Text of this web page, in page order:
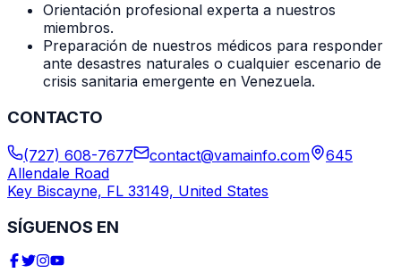
Orientación profesional experta a nuestros
miembros.
Preparación de nuestros médicos para responder
ante desastres naturales o cualquier escenario de
crisis sanitaria emergente en Venezuela.
CONTACTO
(727) 608-7677 contact@vamainfo.com
645
Allendale Road
Key Biscayne, FL 33149, United States
SÍGUENOS EN